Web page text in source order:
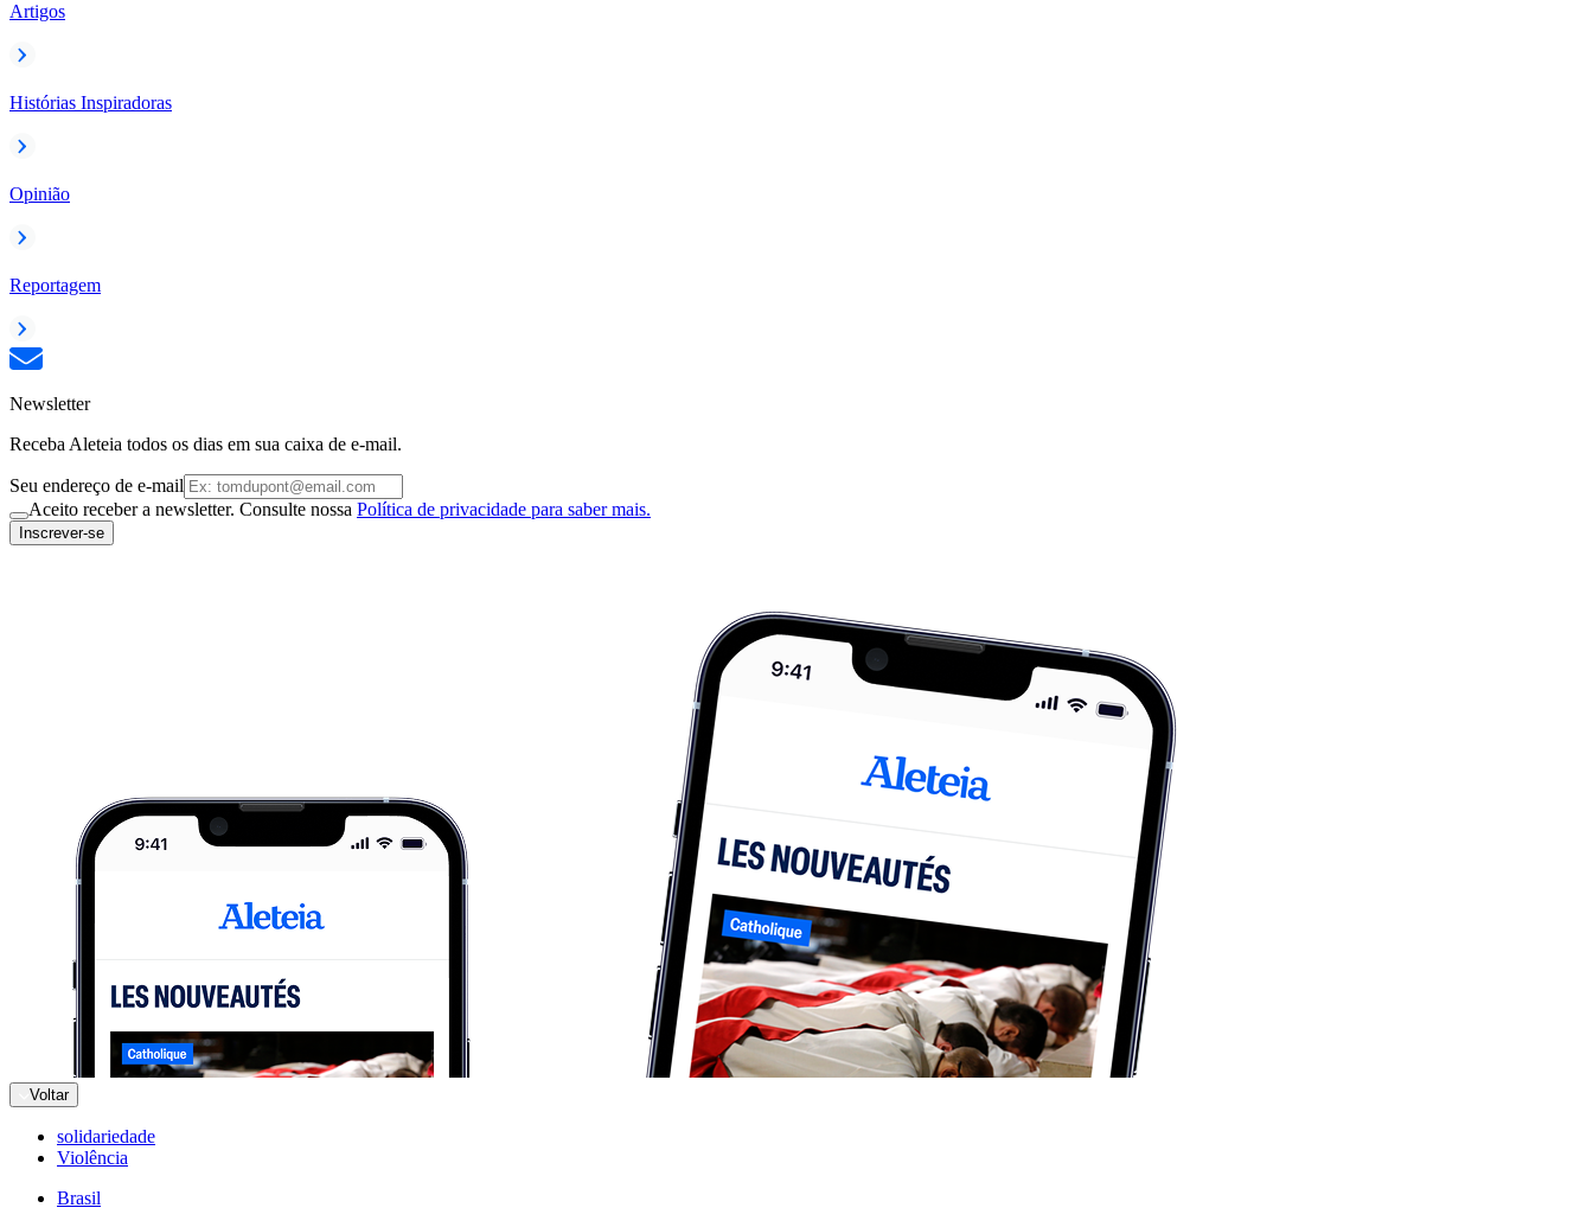
Artigos
Histórias Inspiradoras
Opinião
Reportagem
Newsletter
Receba Aleteia todos os dias em sua caixa de e-mail.
Seu endereço de e-mail
Aceito receber a newsletter. Consulte nossa Política de privacidade para saber mais.
Inscrever-se
Voltar
solidariedade
Violência
Brasil